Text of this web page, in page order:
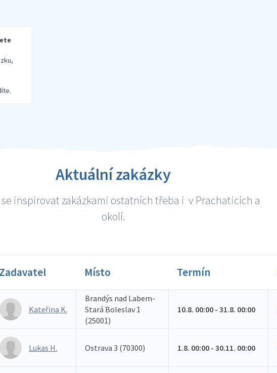
Aktuální zakázky
inspirovat zakázkami ostatních třeba i v Prachaticích a
okolí.
Místo Termín
Kateřina K.
Brandýs nad Labem-
Stará Boleslav 1
(25001)
10.8. 00:00 - 31.8. 00:00
Lukas H. Ostrava 3 (70300) 1.8. 00:00 - 30.11. 00:00